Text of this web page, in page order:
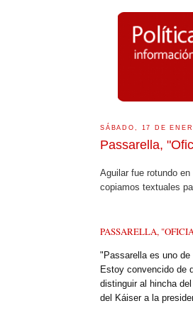
SÁBADO, 17 DE
Passarella,
Aguilar fue rotundo
copiamos textuales
PASSARELLA,
"Passarella es uno
Estoy convencido de
distinguir al hincha
del Káiser a la